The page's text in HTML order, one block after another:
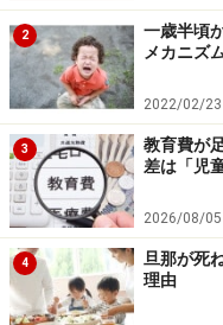
汲み取ってみましょ
も、その行動が止まら
ーンは危ないので速や
って止めてあげます
ね」と、子供が今とる
■気持ちの中断
それでも子供との話
り取りそのものを一
カ流の「警告」の部分
2
一歳半頃
メカニズ
2022/02/23
3
教育費が
差は「児
2026/08/05
4
旦那が死
理由